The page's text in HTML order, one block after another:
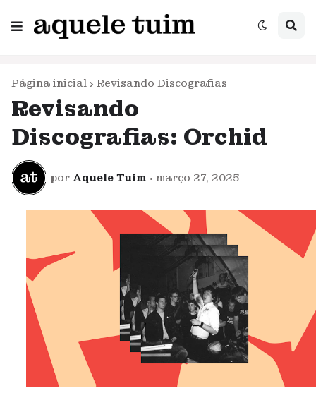
Página inicial Revisando Discografias
Revisando
Discografias: Orchid
por Aquele Tuim • março 27, 2025